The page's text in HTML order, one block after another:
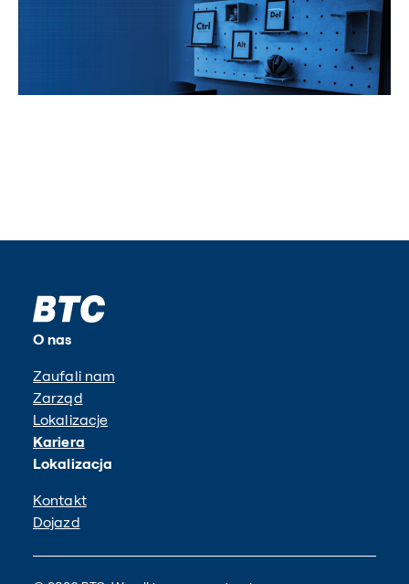
O nas
Zaufali nam
Zarząd
Lokalizacje
Kariera
Lokalizacja
Kontakt
Dojazd